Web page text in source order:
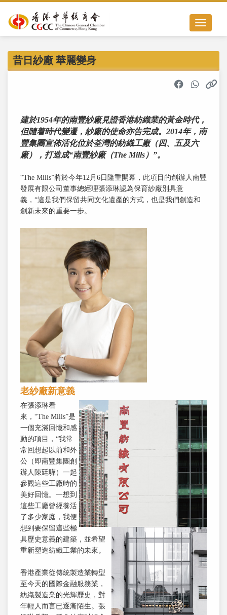
Toggle
昔日紗廠 華麗變身
建於1954年的南豐紗廠見證香港紡織業的黃金時代，
但隨着時代變遷，紗廠的使命亦告完成。2014年，南
豐集團宣佈活化位於荃灣的紡織工廠（四、五及六
廠），打造成“南豐紗廠（The Mills）”。
“The Mills”將於今年12月6日隆重開幕，此項目的創辦人南豐
發展有限公司董事總經理張添琳認為保育紗廠別具意
義，“這是我們保留共同文化遺產的方式，也是我們創造和
創新未來的重要一步。
老紗廠新意義
在張添琳看
來，“The Mills”是
一個充滿回憶和感
動的項目，“我常
常回想起以前和外
公（即南豐集團創
辦人陳廷驊）一起
參觀這些工廠時的
美好回憶。一想到
這些工廠曾經養活
了多少家庭，我便
想到要保留這些極
具歷史意義的建築，並希望
重新塑造紡織工業的未來。
香港產業從傳統製造業轉型
至今天的國際金融服務業，
紡織製造業的光輝歷史，對
年輕人而言已逐漸陌生。張